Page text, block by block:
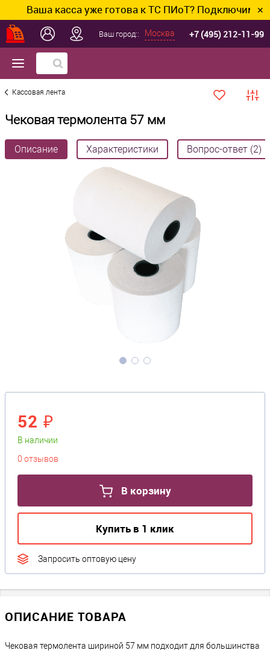
Ваша касса уже готова к ТС ПИоТ? Подключим и ✕
Ваш город:: Москва +7 (495) 212-11-99
Кассовая лента
Чековая термолента 57 мм
Описание Характеристики Вопрос-ответ (2)
52 ₽
В наличии
0 отзывов
В корзину
Купить в 1 клик
Запросить оптовую цену
ОПИСАНИЕ ТОВАРА
Чековая термолента шириной 57 мм подходит для большинства